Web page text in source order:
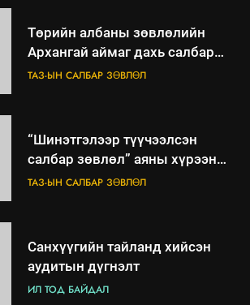
Төрийн албаны зөвлөлийн
Архангай аймаг дахь салбар
зөвлөлийн 2025 оны үйл
ТАЗ-ЫН САЛБАР ЗӨВЛӨЛ
“Шинэтгэлээр түүчээлсэн
салбар зөвлөл” аяны хүрээнд
зохион байгуулах арга
ТАЗ-ЫН САЛБАР ЗӨВЛӨЛ
Санхүүгийн тайланд хийсэн
аудитын дүгнэлт
ИЛ ТОД БАЙДАЛ